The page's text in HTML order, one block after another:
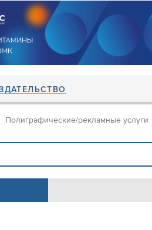
Полиграфические/рекламные услуги